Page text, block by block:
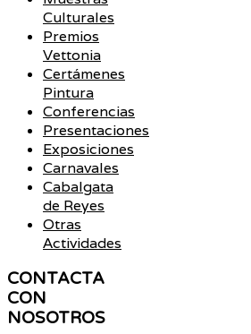
Culturales
Premios
Vettonia
Certámenes
Pintura
Conferencias
Presentaciones
Exposiciones
Carnavales
Cabalgata
de Reyes
Otras
Actividades
CONTACTA
CON
NOSOTROS